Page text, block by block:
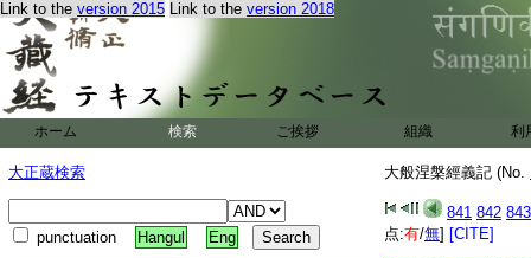
Link to the version 2015 Link to the version 2018
ホーム 検索 ご挨拶 組織 利
大正蔵検索
punctuation Hangul Eng
大般涅槃經義記 (No.
841 842 843
点:有/無] [CITE]
寄滅身以顯證入
處中有二。一寄城
樂我淨。二寄林處
處中師子初問。問
弊惡之處如來何故
對後問。汝不應言
微妙以理教示。何
處法説略釋。如賤
我念昔下答第二問
於此處聞佛名號修
在此。二曾此處修